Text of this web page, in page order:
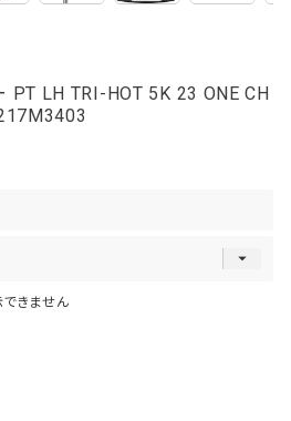
PT LH TRI-HOT 5K 23 ONE CH
きません